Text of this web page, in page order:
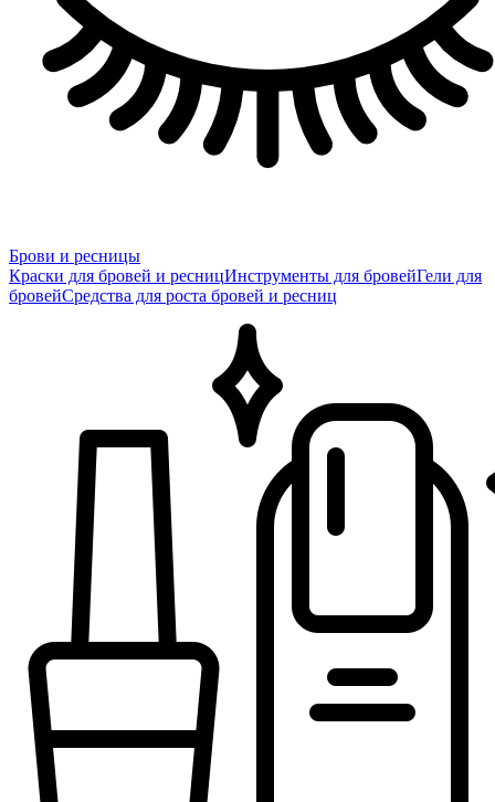
Брови и ресницы
Краски для бровей и ресницИнструменты для бровейГели для
бровейСредства для роста бровей и ресниц